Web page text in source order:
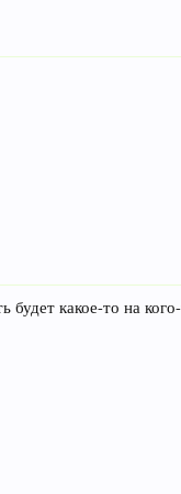
будет какое-то на